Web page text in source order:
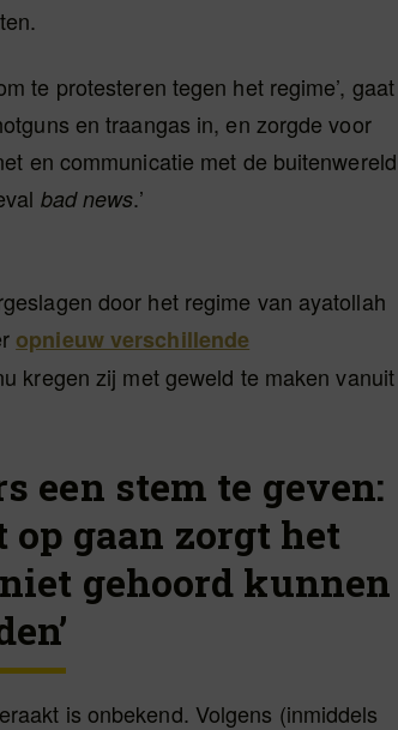
te protesteren tegen het regime’, gaat
en traangas in, en zorgde voor
en communicatie met de buitenwereld
bad news.’
door het regime van ayatollah
opnieuw verschillende
kregen zij met geweld te maken vanuit
een stem te geven:
gaan zorgt het
gehoord kunnen
is onbekend. Volgens (inmiddels